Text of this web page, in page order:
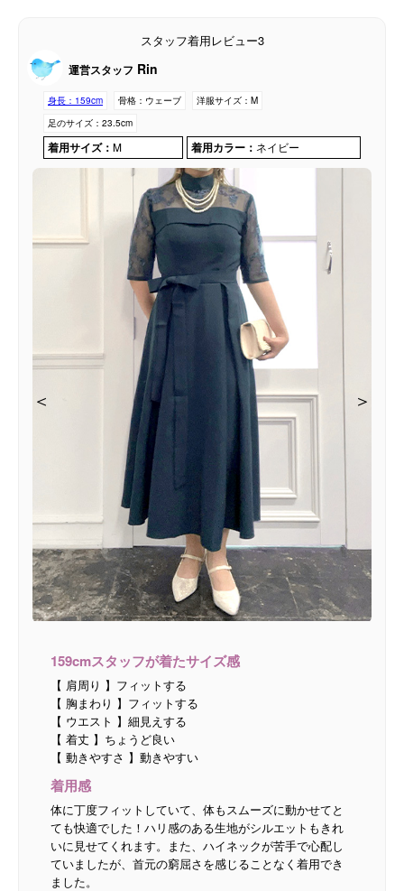
スタッフ着用レビュー3
運営スタッフ Rin
身長： 159cm 骨格： ウェーブ 洋服サイズ： M
足のサイズ： 23.5cm
着用サイズ： M 着用カラー： ネイビー
＜ ＞
＜ ＞
＜ ＞
159cmスタッフが着たサイズ感
【 肩周り 】フィットする
【 胸まわり 】フィットする
【 ウエスト 】細見えする
【 着丈 】ちょうど良い
【 動きやすさ 】動きやすい
着用感
体に丁度フィットしていて、体もスムーズに動かせてと
ても快適でした！ハリ感のある生地がシルエットもきれ
いに見せてくれます。また、ハイネックが苦手で心配し
ていましたが、首元の窮屈さを感じることなく着用でき
ました。